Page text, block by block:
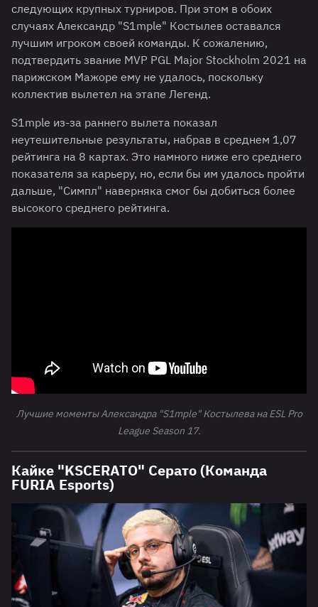
следующих крупных турниров. При этом в обоих
случаях Александр "S1mple" Костылев оставался
лучшим игроком своей команды. К сожалению,
подтвердить звание MVP PGL Major Stockholm 2021 на
парижском Мажоре ему не удалось, поскольку
коллектив вылетел на этапе Легенд.
S1mple из-за раннего вылета показал
неутешительные результаты, набрав в среднем 1,07
рейтинга на 8 картах. Это намного ниже его среднего
показателя за карьеру, но, если бы им удалось пройти
дальше, "Симпл" наверняка смог бы добиться более
высокого среднего рейтинга.
Лучшие моменты Александра "S1mple" Костылева на ESL Pro
League Season 17.
Кайке "KSCERATO" Серато (Команда
FURIA Esports)